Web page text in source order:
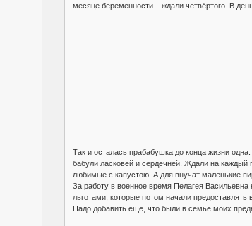
месяце беременности – ждали четвёртого. В
Так и осталась прабабушка до конца жизни
бабули ласковей и сердечней. Ждали на каждый
любимые с капустою. А для внучат маленькие
За работу в военное время Пелагея
льготами, которые потом начали
Надо добавить ещё, что были в семье моих